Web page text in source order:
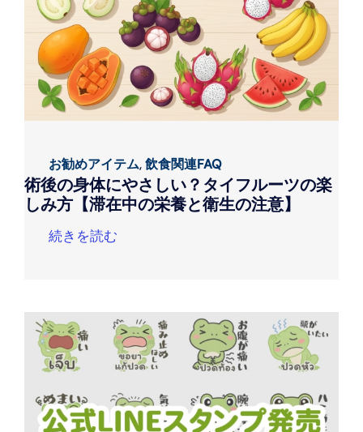
お勧めアイテム,飲食関連FAQ
術後の身体にやさしい？タイフルーツの楽
しみ方【滞在中の栄養と衛生の注意】
続きを読む